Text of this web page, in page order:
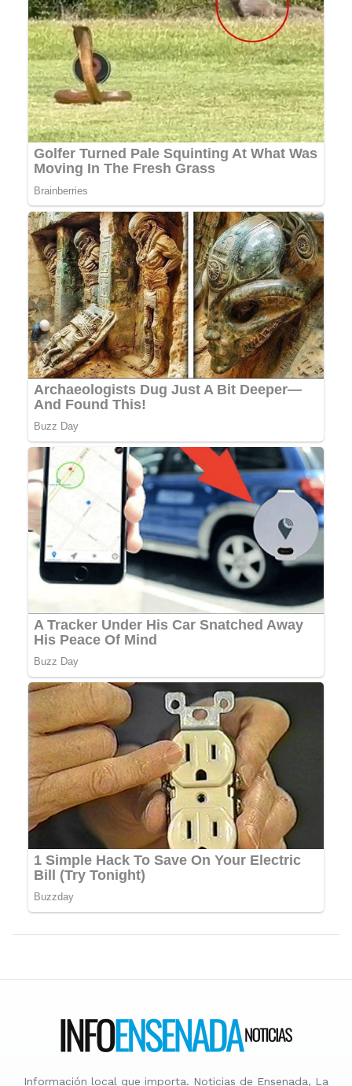
Información local que importa. Noticias de Ensenada, La